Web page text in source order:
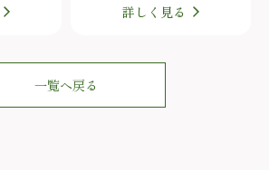
詳しく見る
一覧へ戻る